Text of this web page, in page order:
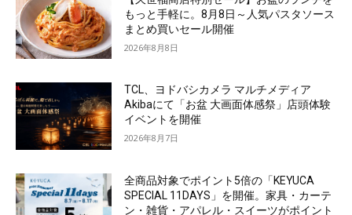
もっと手軽に。8月8日～人気パスタソース
まとめ買いセール開催
2026年8月8日
TCL、ヨドバシカメラ マルチメディア
Akibaにて「お盆 大画面体感祭」店頭体験
イベントを開催
2026年8月7日
全商品対象でポイント5倍の「KEYUCA
SPECIAL 11DAYS」を開催。家具・カーテ
ン・雑貨・アパレル・スイーツがポイント